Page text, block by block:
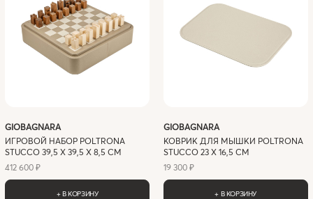
GIOBAGNARA
ИГРОВОЙ НАБОР POLTRONA
STUCCO 39,5 X 39,5 X 8,5 СМ
412 600 ₽
+ В КОРЗИНУ
GIOBAGNARA
КОВРИК ДЛЯ МЫШКИ POLTRONA
STUCCO 23 X 16,5 СМ
19 300 ₽
+ В КОРЗИНУ